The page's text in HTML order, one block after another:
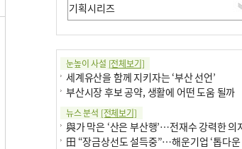
눈높이 사설 [전체보기]
세계유산을 함께 지키자는 ‘부산 선언’
부산시장 후보 공약, 생활에 어떤 도움 될까
뉴스 분석 [전체보기]